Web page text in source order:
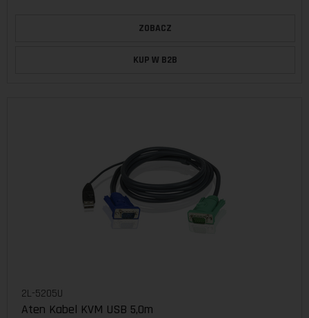
ZOBACZ
KUP W B2B
2L-5205U
Aten Kabel KVM USB 5,0m